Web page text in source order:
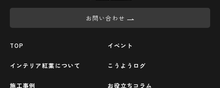
お問い合わせ
TOP
インテリア紅葉について
施工事例
イベント
こうようログ
お役立ちコラム